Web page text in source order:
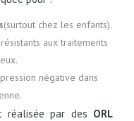
(surtout chez les enfants).
résistants aux traitements
négative dans
réalisée par des ORL